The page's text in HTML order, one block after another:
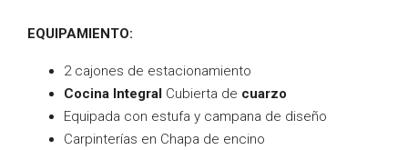
EQUIPAMIENTO:
2 cajones de estacionamiento
Cocina Integral Cubierta de cuarzo
Equipada con estufa y campana de diseño
Carpinterías en Chapa de encino